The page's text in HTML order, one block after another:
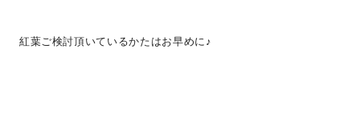
紅葉ご検討頂いているかたはお早めに♪